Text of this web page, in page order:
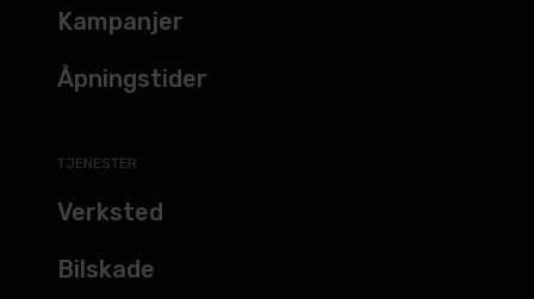
Kampanjer
Åpningstider
TJENESTER
Verksted
Bilskade